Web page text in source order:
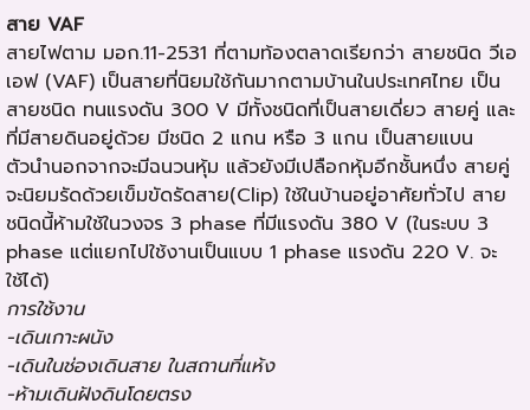
สาย VAF
สายไฟตาม มอก.11-2531 ที่ตามท้องตลาดเรียกว่า สายชนิด วีเอ
เอฟ (VAF) เป็นสายที่นิยมใช้กันมากตามบ้านในประเทศไทย เป็น
สายชนิด ทนแรงดัน 300 V มีทั้งชนิดที่เป็นสายเดี่ยว สายคู่ และ
ที่มีสายดินอยู่ด้วย มีชนิด 2 แกน หรือ 3 แกน เป็นสายแบน
ตัวนำนอกจากจะมีฉนวนหุ้ม แล้วยังมีเปลือกหุ้มอีกชั้นหนึ่ง สายคู่
จะนิยมรัดด้วยเข็มขัดรัดสาย(Clip) ใช้ในบ้านอยู่อาศัยทั่วไป สาย
ชนิดนี้ห้ามใช้ในวงจร 3 phase ที่มีแรงดัน 380 V (ในระบบ 3
phase แต่แยกไปใช้งานเป็นแบบ 1 phase แรงดัน 220 V. จะ
ใช้ได้)
การใช้งาน
-เดินเกาะผนัง
-เดินในช่องเดินสาย ในสถานที่แห้ง
-ห้ามเดินฝังดินโดยตรง